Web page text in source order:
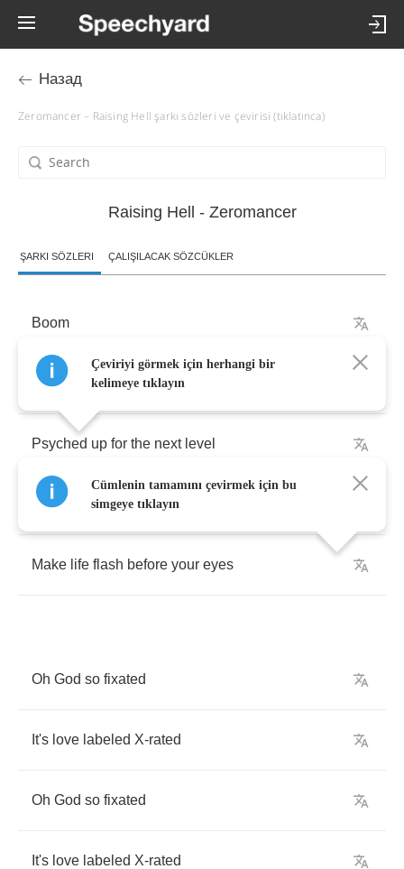
Назад
Zeromancer – Raising Hell şarkı sözleri ve çevirisi (tıklatınca)
Raising Hell - Zeromancer
ŞARKI SÖZLERI ÇALIŞILACAK SÖZCÜKLER
Boom
Semi automatic pulse
Psyched up for the next level
plug you in
Make life flash before your eyes
Oh God so fixated
It's love labeled X-rated
Oh God so fixated
It's love labeled X-rated
Çeviriyi görmek için herhangi bir
kelimeye tıklayın
Cümlenin tamamını çevirmek için bu
simgeye tıklayın